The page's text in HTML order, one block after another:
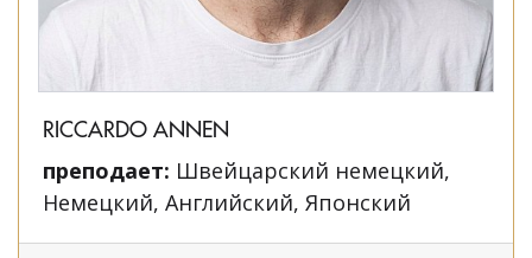
RICCARDO ANNEN
преподает: Швейцарский немецкий,
Немецкий, Английский, Японский